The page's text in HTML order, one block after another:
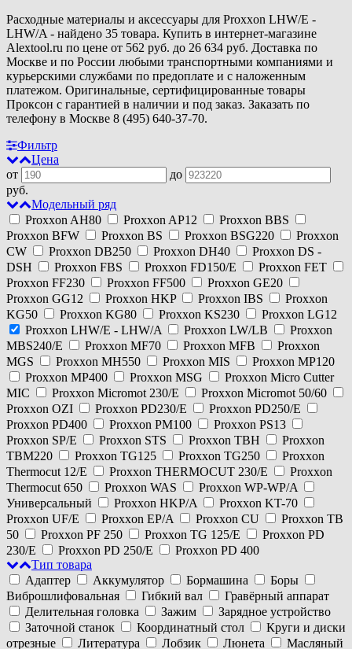
Расходные материалы и аксессуары для Proxxon LHW/E -
LHW/A - найдено 35 товара. Купить в интернет-магазине
Alextool.ru по цене от 562 руб. до 26 634 руб. Доставка по
Москве и по России любыми транспортными компаниями и
курьерскими службами по предоплате и с наложенным
платежом. Оригинальные, сертифицированные товары
Проксон с гарантией в наличии и под заказ. Заказать по
телефону в Москве 8 (495) 640-37-70.
Фильтр
Цена
от
до
руб.
Модельный ряд
Proxxon AH80
Proxxon AP12
Proxxon BBS
Proxxon BFW
Proxxon BS Proxxon BSG220
Proxxon
CW
Proxxon DB250 Proxxon DH40
Proxxon DS -
DSH
Proxxon FBS Proxxon FD150/E
Proxxon FET
Proxxon FF230
Proxxon FF500
Proxxon GE20
Proxxon GG12
Proxxon HKP Proxxon IBS
Proxxon
KG50
Proxxon KG80 Proxxon KS230
Proxxon LG12
Proxxon LHW/E - LHW/A
Proxxon LW/LB
Proxxon
MBS240/E
Proxxon MF70 Proxxon MFB
Proxxon
MGS
Proxxon MH550 Proxxon MIS
Proxxon MP120
Proxxon MP400
Proxxon MSG
Proxxon Micro Cutter
MIC
Proxxon Micromot 230/E
Proxxon Micromot 50/60
Proxxon OZI
Proxxon PD230/E
Proxxon PD250/E
Proxxon PD400
Proxxon PM100
Proxxon PS13
Proxxon SP/E
Proxxon STS Proxxon TBH
Proxxon
TBM220
Proxxon TG125 Proxxon TG250
Proxxon
Thermocut 12/E
Proxxon THERMOCUT 230/E
Proxxon
Thermocut 650
Proxxon WAS
Proxxon WP-WP/A
Универсальный
Proxxon HKP/A
Proxxon KT-70
Proxxon UF/E
Proxxon EP/A Proxxon CU
Proxxon TB
50
Proxxon PF 250 Proxxon TG 125/E
Proxxon PD
230/E
Proxxon PD 250/E
Proxxon PD 400
Тип товара
Адаптер
Аккумулятор Бормашина
Боры
Виброшлифовальная
Гибкий вал
Гравёрный аппарат
Делительная головка
Зажим
Зарядное устройство
Заточной станок
Координатный стол
Круги и диски
отрезные
Литература Лобзик Люнета Масляный